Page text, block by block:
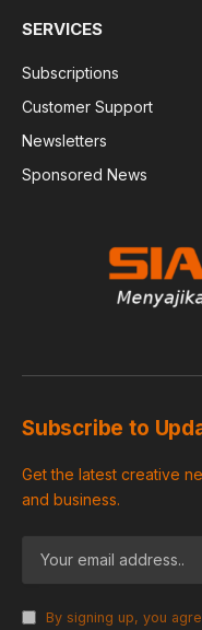
SERVICES
Subscriptions
Customer Support
Newsletters
Sponsored News
Subscribe to
Get the latest creative
and business.
By signing up, you